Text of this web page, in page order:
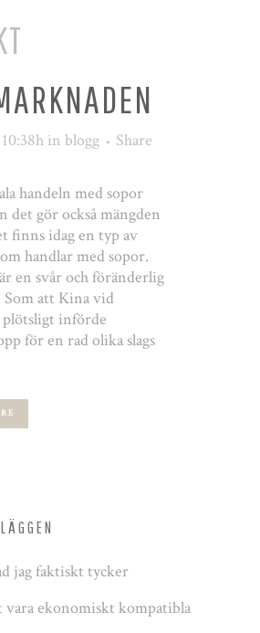
in blogg Share
handeln med sopor
det gör också mängden
finns idag en typ av
handlar med sopor.
en svår och föränderlig
Som att Kina vid
införde
för en rad olika slags
jag faktiskt tycker
ekonomiskt kompatibla